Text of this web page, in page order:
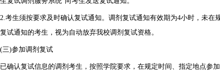
2.考生须按要求及时确认复试通知。调剂复试通知有效期为4小时，未在
复试通知的考生，视为自动放弃我校调剂复试资格。
(三)参加调剂复试
已确认复试信息的调剂考生，按照学院要求，在规定时间、指定地点参